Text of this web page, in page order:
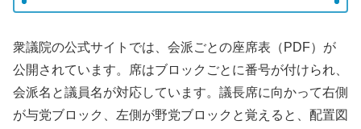
衆議院の公式サイトでは、会派ごとの座席表（PDF）が
公開されています。席はブロックごとに番号が付けられ、
会派名と議員名が対応しています。議長席に向かって右側
が与党ブロック、左側が野党ブロックと覚えると、配置図